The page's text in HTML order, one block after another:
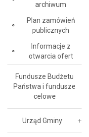
archiwum
Plan zamówień
publicznych
Informacje z
otwarcia ofert
Fundusze Budżetu
Państwa i fundusze
celowe
Urząd Gminy